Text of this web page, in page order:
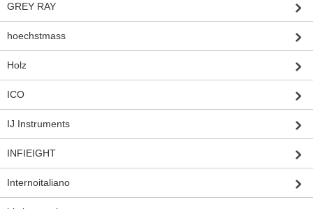
GREY RAY
hoechstmass
Holz
ICO
IJ Instruments
INFIEIGHT
Internoitaliano